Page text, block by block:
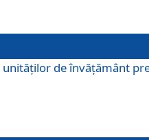
de învăţământ